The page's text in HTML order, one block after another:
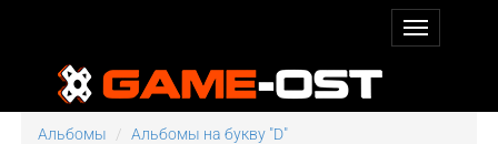
Альбомы
Альбомы на букву "D"